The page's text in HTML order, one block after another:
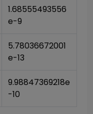
1.68555493556
e-9
5.78036672001
e-13
9.98847369218e
-10